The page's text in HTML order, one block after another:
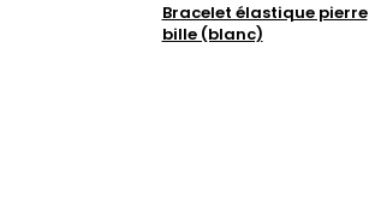
Bracelet élastique pierre
bille (blanc)